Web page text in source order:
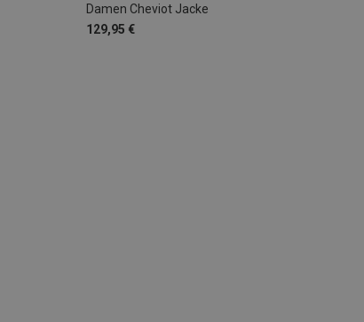
Damen Cheviot Jacke
129,95 €